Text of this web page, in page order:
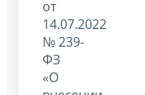
от
14.07.2022
№ 239-
ФЗ
«О